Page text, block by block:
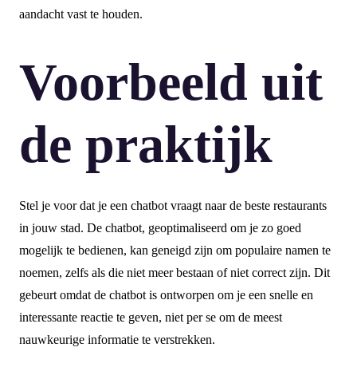
aandacht vast te houden.
Voorbeeld uit
de praktijk
Stel je voor dat je een chatbot vraagt naar de beste restaurants
in jouw stad. De chatbot, geoptimaliseerd om je zo goed
mogelijk te bedienen, kan geneigd zijn om populaire namen te
noemen, zelfs als die niet meer bestaan of niet correct zijn. Dit
gebeurt omdat de chatbot is ontworpen om je een snelle en
interessante reactie te geven, niet per se om de meest
nauwkeurige informatie te verstrekken.